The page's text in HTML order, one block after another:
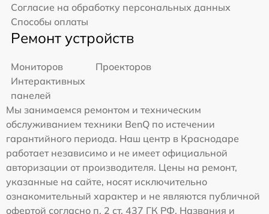
Согласие на обработку персональных данных
Способы оплаты
Ремонт устройств
Мониторов
Проекторов
Интерактивных
панелей
Мы занимаемся ремонтом и техническим
обслуживанием техники BenQ по истечении
гарантийного периода. Наш центр в Краснодаре
работает независимо и не имеет официальной
авторизации от производителя. Цены на ремонт,
указанные на сайте, носят исключительно
ознакомительный характер и не являются публичной
офертой согласно п. 2 ст. 437 ГК РФ. Названия и